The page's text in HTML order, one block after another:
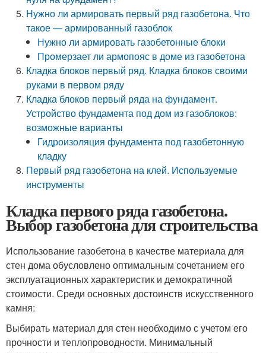
Нужно ли армировать первый ряд газобетона. Что
такое — армированный газоблок
Нужно ли армировать газобетонные блоки
Промерзает ли армопояс в доме из газобетона
Кладка блоков первый ряд. Кладка блоков своими
руками в первом ряду
Кладка блоков первый ряда на фундамент.
Устройство фундамента под дом из газоблоков:
возможные варианты
Гидроизоляция фундамента под газобетонную
кладку
Первый ряд газобетона на клей. Используемые
инструменты
Кладка первого ряда газобетона.
Выбор газобетона для строительства
Использование газобетона в качестве материала для
стен дома обусловлено оптимальным сочетанием его
эксплуатационных характеристик и демократичной
стоимости. Среди основных достоинств искусственного
камня:
Выбирать материал для стен необходимо с учетом его
прочности и теплопроводности. Минимальный